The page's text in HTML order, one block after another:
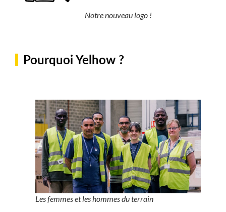
Notre nouveau logo !
Pourquoi Yelhow ?
Les femmes et les hommes du terrain